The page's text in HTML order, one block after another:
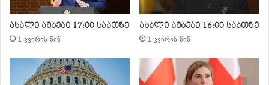
ახალი ამბები 17:00 საათზე
1 კვირის წინ
ახალი ამბები 16:00 საათზე
1 კვირის წინ